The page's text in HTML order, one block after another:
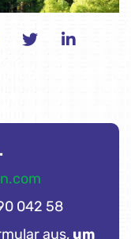
042 58
aus, um